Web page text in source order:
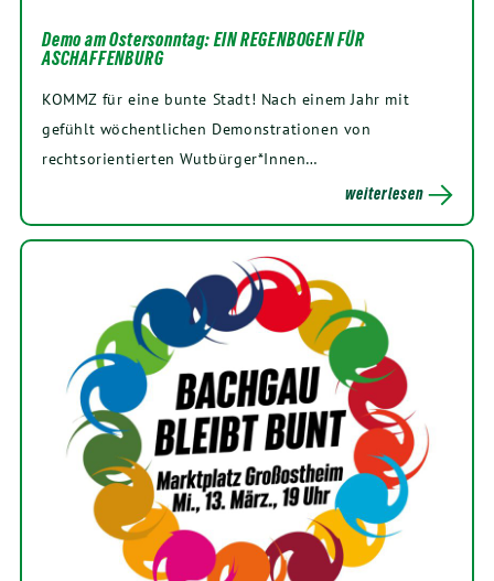
Demo am Ostersonntag: EIN REGENBOGEN FÜR
ASCHAFFENBURG
KOMMZ für eine bunte Stadt! Nach einem Jahr mit
gefühlt wöchentlichen Demonstrationen von
rechtsorientierten Wutbürger*Innen…
weiterlesen